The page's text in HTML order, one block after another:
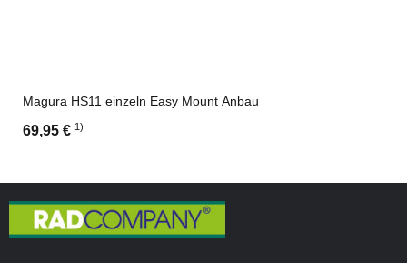
Magura HS11 einzeln Easy Mount Anbau
69,95 € 1)